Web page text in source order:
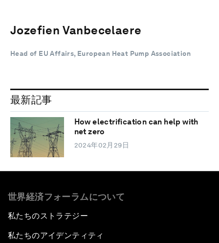
Jozefien Vanbecelaere
Head of EU Affairs, European Heat Pump Association
最新記事
How electrification can help with
net zero
2024年02月29日
世界経済フォーラムについて
私たちのストラテジー
私たちのアイデンティティ